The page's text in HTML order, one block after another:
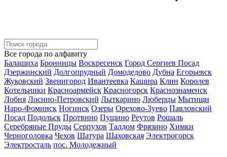
Все города по алфавиту
Балашиха Бронницы Воскресенск Город Сергиев Посад
Дзержинский Долгопрудный Домодедово Дубна Егорьевск
Жуковский Звенигород Ивантеевка Кашира Клин Королев
Котельники Красноармейск Красногорск Краснознаменск
Лобня Лосино-Петровский Лыткарино Люберцы Мытищи
Наро-Фоминск Ногинск Озеры Орехово-Зуево Павловский
Посад Подольск Протвино Пущино Реутов Рошаль
Серебряные Пруды Серпухов Талдом Фрязино Химки
Черноголовка Чехов Шатура Шаховская Электрогорск
Электросталь пос. Молодежный